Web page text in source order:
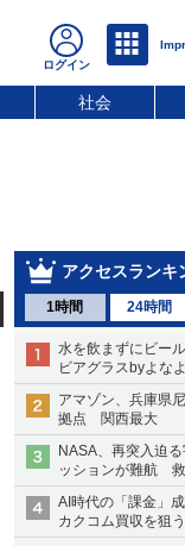
社会
アクセスランキ
1時間 24時間
水を飲まずにビー
ビアグラスbyよな
アマゾン、兵庫県
拠点 関西最大
NASA、再突入迫
ッションが難航
AI時代の「課金」
カクコム買収を狙